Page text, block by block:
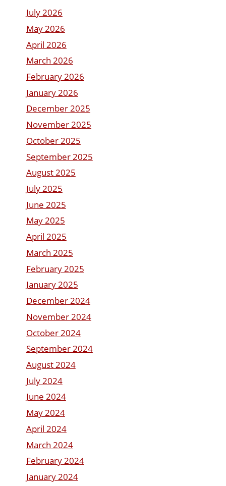
July 2026
May 2026
April 2026
March 2026
February 2026
January 2026
December 2025
November 2025
October 2025
September 2025
August 2025
July 2025
June 2025
May 2025
April 2025
March 2025
February 2025
January 2025
December 2024
November 2024
October 2024
September 2024
August 2024
July 2024
June 2024
May 2024
April 2024
March 2024
February 2024
January 2024